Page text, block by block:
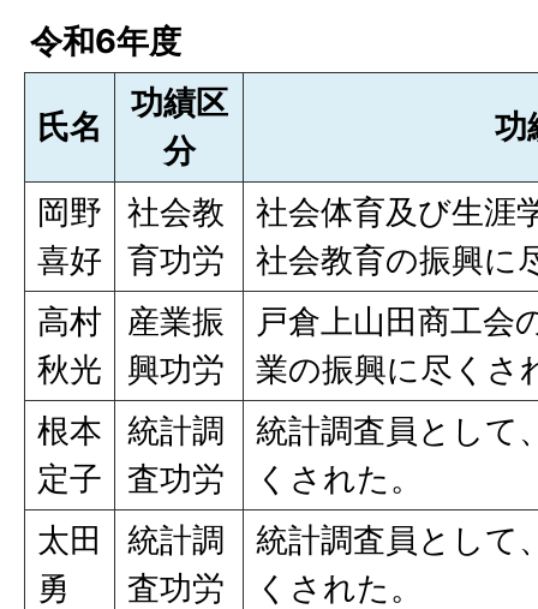
令和6年度
氏名
功績区
分
功
岡野
喜好
社会教
育功労
社会体育及び生涯
社会教育の振興に
高村
秋光
産業振
興功労
戸倉上山田商工会
業の振興に尽くさ
根本
定子
統計調
査功労
統計調査員として
くされた。
太田
勇
統計調
査功労
統計調査員として
くされた。